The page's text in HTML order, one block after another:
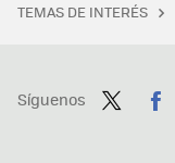
TEMAS DE INTERÉS
Síguenos